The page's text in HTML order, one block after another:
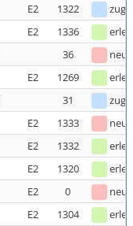
E2 1322
E2 1336
36
neu
E2 1269
31
E2 1333
neu
E2 1332
E2 1320
E2 0
neu
E2 1304